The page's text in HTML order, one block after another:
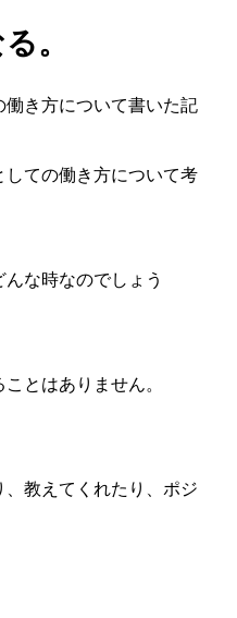
。
働き方について書いた記
しての働き方について考
な時なのでしょう
とはありません。
教えてくれたり、ポジ